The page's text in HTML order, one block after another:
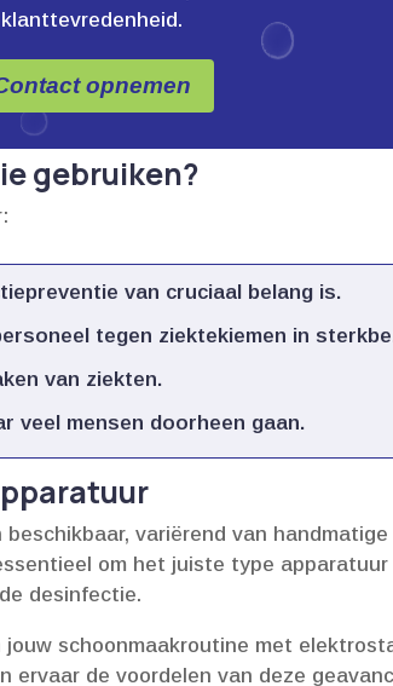
klanttevredenheid.
opnemen
gebruiken?
van cruciaal belang is.​
tegen ziektekiemen in
van ziekten.​
veel mensen doorheen gaan.​
variërend van
om het juiste type
desinfectie.​
schoonmaakroutine met
ervaar de voordelen van deze